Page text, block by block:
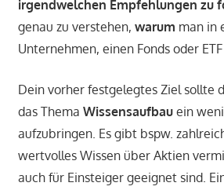
irgendwelchen Empfehlungen zu
genau zu verstehen, warum man in
Unternehmen, einen Fonds oder
Dein vorher festgelegtes Ziel sollte
das Thema Wissensaufbauein
aufzubringen. Es gibt bspw.
wertvolles Wissen über Aktien
auch für Einsteiger geeignet sind.